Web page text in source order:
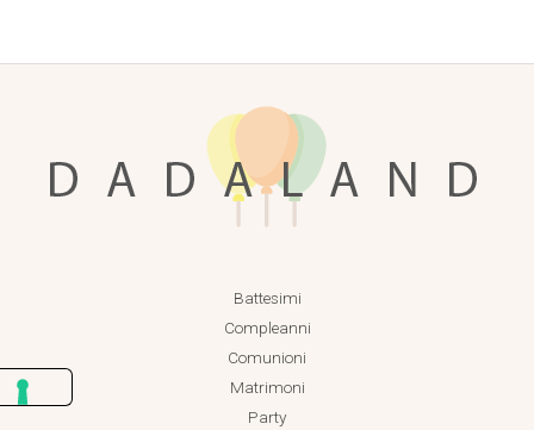
Battesimi
Compleanni
Comunioni
Matrimoni
Party